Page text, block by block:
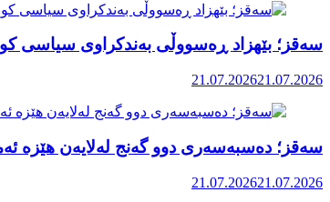
سەقز؛ بێهزاد ڕەسووڵی بەندکراوی سیاسی
21.07.202621.07.2026
سەقز؛ دەسبەسەری دوو گەنج لەلایەن هێزە
21.07.202621.07.2026